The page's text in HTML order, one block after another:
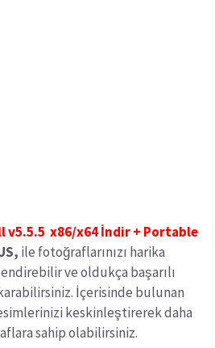
v5.5.5 x86/x64 İndir + Portable
ile fotoğraflarınızı harika
ve oldukça başarılı
İçerisinde bulunan
keskinleştirerek daha
sahip olabilirsiniz.